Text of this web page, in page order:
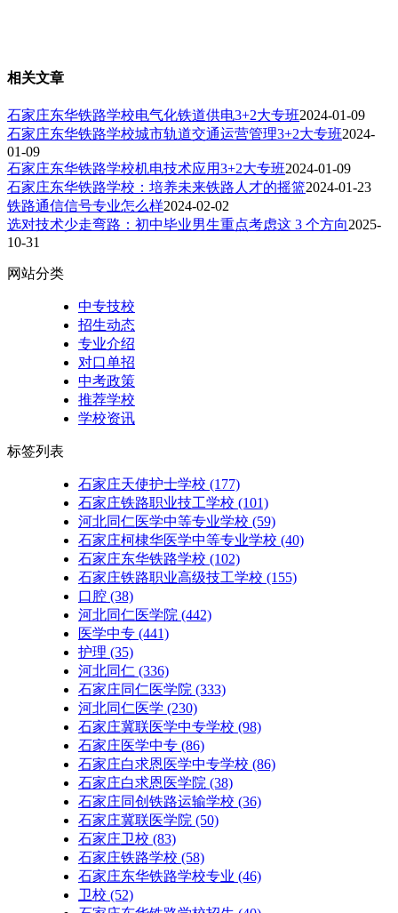
相关文章
石家庄东华铁路学校电气化铁道供电3+2大专班2024-01-09
石家庄东华铁路学校城市轨道交通运营管理3+2大专班2024-
01-09
石家庄东华铁路学校机电技术应用3+2大专班2024-01-09
石家庄东华铁路学校：培养未来铁路人才的摇篮2024-01-23
铁路通信信号专业怎么样2024-02-02
选对技术少走弯路：初中毕业男生重点考虑这 3 个方向2025-
10-31
网站分类
中专技校
招生动态
专业介绍
对口单招
中考政策
推荐学校
学校资讯
标签列表
石家庄天使护士学校 (177)
石家庄铁路职业技工学校 (101)
河北同仁医学中等专业学校 (59)
石家庄柯棣华医学中等专业学校 (40)
石家庄东华铁路学校 (102)
石家庄铁路职业高级技工学校 (155)
口腔 (38)
河北同仁医学院 (442)
医学中专 (441)
护理 (35)
河北同仁 (336)
石家庄同仁医学院 (333)
河北同仁医学 (230)
石家庄冀联医学中专学校 (98)
石家庄医学中专 (86)
石家庄白求恩医学中专学校 (86)
石家庄白求恩医学院 (38)
石家庄同创铁路运输学校 (36)
石家庄冀联医学院 (50)
石家庄卫校 (83)
石家庄铁路学校 (58)
石家庄东华铁路学校专业 (46)
卫校 (52)